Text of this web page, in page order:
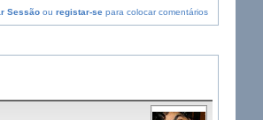
Sessãoou registar-separa colocar comentários